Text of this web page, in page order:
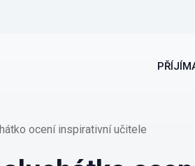
ocení inspirativní učitele